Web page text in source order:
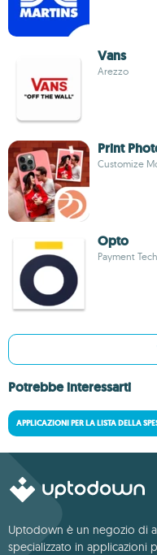
Vans
Arezzo
Print
Customize
Opto
Payment
Potrebbe interessarti
APPLICAZIONI PER LA LISTA DELLA
Uptodown è un negozio di
specializzato in applicazioni